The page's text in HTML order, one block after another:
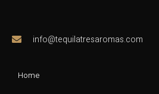
info@tequilatresaromas.com
Home